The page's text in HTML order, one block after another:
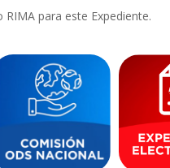
para este Expediente.